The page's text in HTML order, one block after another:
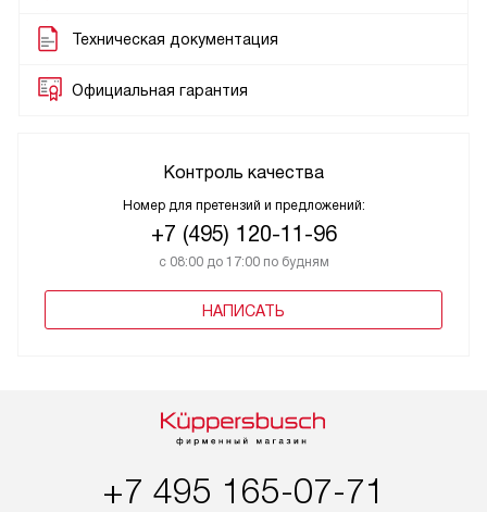
Техническая документация
Официальная гарантия
Контроль качества
Номер для претензий и предложений:
+7 (495) 120-11-96
с 08:00 до 17:00 по будням
НАПИСАТЬ
+7 495 165-07-71